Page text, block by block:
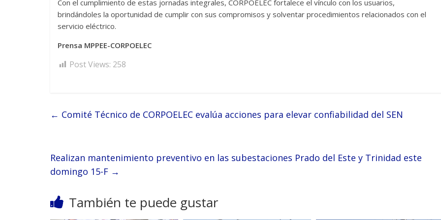
Con el cumplimiento de estas jornadas integrales, CORPOELEC fortalece el vínculo con los usuarios,
brindándoles la oportunidad de cumplir con sus compromisos y solventar procedimientos relacionados con el
servicio eléctrico.
Prensa MPPEE-CORPOELEC
Post Views: 258
← Comité Técnico de CORPOELEC evalúa acciones para elevar confiabilidad del SEN
Realizan mantenimiento preventivo en las subestaciones Prado del Este y Trinidad este
domingo 15-F →
También te puede gustar